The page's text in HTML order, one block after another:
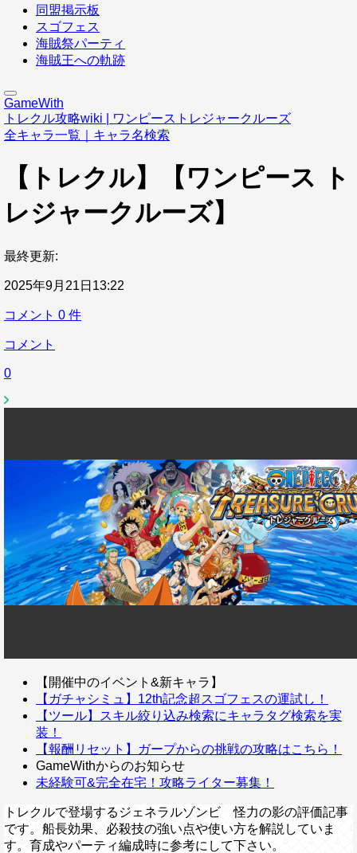
同盟掲示板
スゴフェス
海賊祭パーティ
海賊王への軌跡
GameWith
トレクル攻略wiki | ワンピーストレジャークルーズ
全キャラ一覧｜キャラ名検索
【トレクル】【ワンピース ト
レジャークルーズ】
最終更新:
2025年9月21日13:22
コメント 0 件
コメント
0
【開催中のイベント&新キャラ】
【ガチャシミュ】12th記念超スゴフェスの運試し！
【ツール】スキル絞り込み検索にキャラタグ検索を実
装！
【報酬リセット】ガープからの挑戦の攻略はこちら！
GameWithからのお知らせ
未経験可&完全在宅！攻略ライター募集！
トレクルで登場するジェネラルゾンビ 怪力の影の評価記事
です。船長効果、必殺技の強い点や使い方を解説していま
す。育成やパーティ編成時に参考にして下さい。